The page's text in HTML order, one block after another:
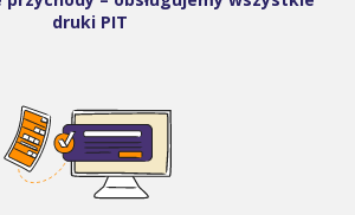
druki PIT